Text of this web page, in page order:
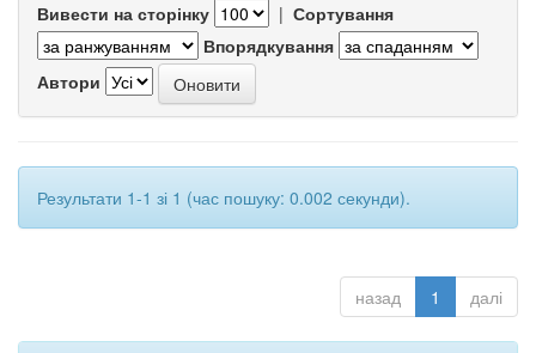
Вивести на сторінку | Сортування
Впорядкування
Автори
Результати 1-1 зі 1 (час пошуку: 0.002 секунди).
назад 1 далі